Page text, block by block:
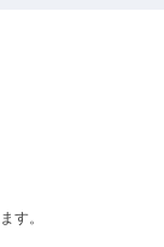
す。